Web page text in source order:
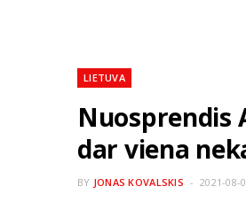
LIETUVA
Nuosprendis
dar viena
BY JONAS KOVALSKIS 2021-08-